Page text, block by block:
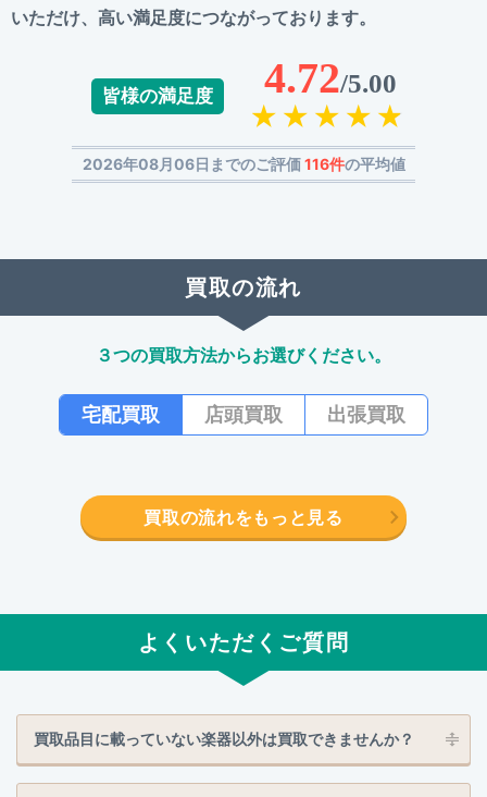
いただけ、高い満足度につながっております。
皆様の満足度 4.72/5.00
2026年08月06日までのご評価116件の平均値
買取の流れ
３つの買取方法からお選びください。
宅配買取 店頭買取 出張買取
買取の流れをもっと見る
よくいただくご質問
買取品目に載っていない楽器以外は買取できませんか？